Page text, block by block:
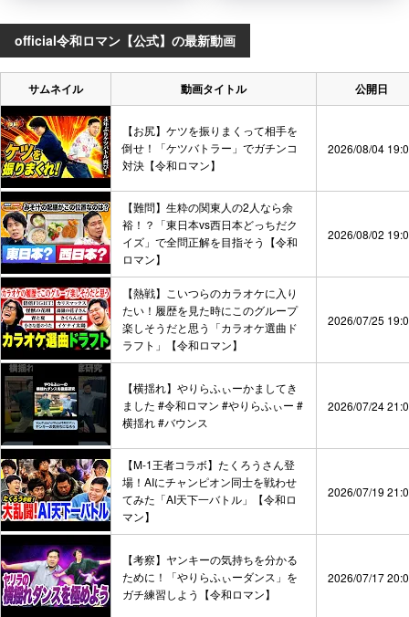
official令和ロマン【公式】の最新動画
サムネイル 動画タイトル 公開日
【お尻】ケツを振りまくって相手を
倒せ！「ケツバトラー」でガチンコ
対決【令和ロマン】
2026/08/04
【難問】生粋の関東人の2人なら余
裕！？「東日本vs西日本どっちだク
イズ」で全問正解を目指そう【令和
ロマン】
2026/08/02
【熱戦】こいつらのカラオケに入り
たい！履歴を見た時にこのグループ
楽しそうだと思う「カラオケ選曲ド
ラフト」【令和ロマン】
2026/07/25
【横揺れ】やりらふぃーかましてき
ました #令和ロマン #やりらふぃー #
横揺れ #バウンス
2026/07/24
【M-1王者コラボ】たくろうさん登
場！AIにチャンピオン同士を戦わせ
てみた「AI天下一バトル」【令和ロ
マン】
2026/07/19
【考察】ヤンキーの気持ちを分かる
ために！「やりらふぃーダンス」を
ガチ練習しよう【令和ロマン】
2026/07/17